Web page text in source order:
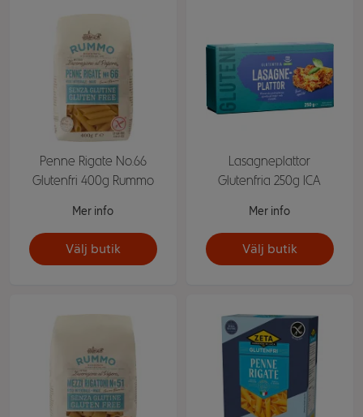
Penne Rigate No.66
Glutenfri 400g Rummo
Mer info
Välj butik
Lasagneplattor
Glutenfria 250g ICA
Mer info
Välj butik